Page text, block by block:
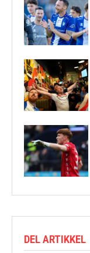
DEL ARTIKKEL